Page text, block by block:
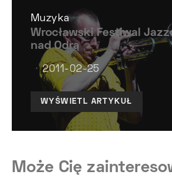
Muzyka
Wrocławski Festiwal
nad Odrą
2011-02-25
WYŚWIETL ARTYKUŁ
Może Cię